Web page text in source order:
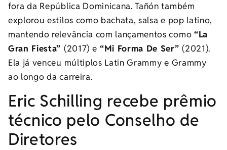
fora da República Dominicana. Tañón também
explorou estilos como bachata, salsa e pop latino,
mantendo relevância com lançamentos como “La
Gran Fiesta” (2017) e “Mi Forma De Ser”(2021).
Ela já venceu múltiplos Latin Grammy e Grammy
ao longo da carreira.
Eric Schilling recebe prêmio
técnico pelo Conselho de
Diretores